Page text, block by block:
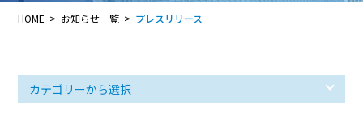
HOME お知らせ一覧 プレスリリース